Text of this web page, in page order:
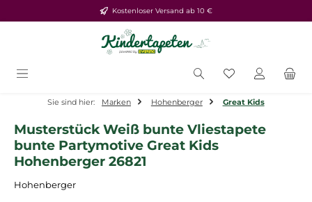
Zum Hauptinhalt springenKostenloser Versand ab 10 €
Du hast 0
Sie sind hier: Marken Hohenberger Great Kids
Musterstück Weiß bunte Vliestapete
bunte Partymotive Great Kids
Hohenberger 26821
Hohenberger